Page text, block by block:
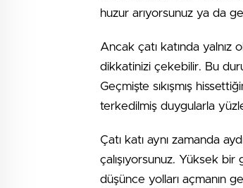
huzur arıyorsunuz ya da
Ancak çatı katında
dikkatinizi çekebilir. Bu
Geçmişte sıkışmış
terkedilmiş duygularla
Çatı katı aynı zamanda
çalışıyorsunuz. Yüksek bir
düşünce yolları açmanın